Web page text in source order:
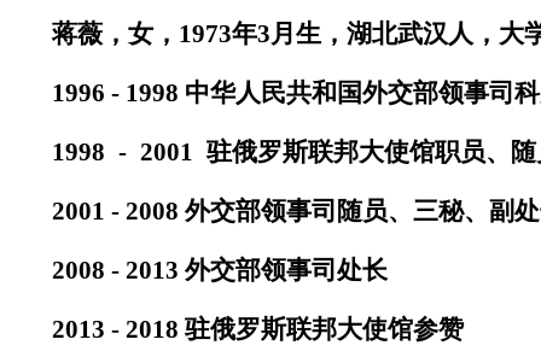
蒋薇，女， 1973年3月生，湖北武汉人，大
1996 - 1998 中华人民共和国外交部领事司
1998 - 2001 驻俄罗斯联邦大使馆职员、随
2001 - 2008 外交部领事司随员、三秘、副
2008 - 2013 外交部领事司处长
2013 - 2018 驻俄罗斯联邦大使馆参赞